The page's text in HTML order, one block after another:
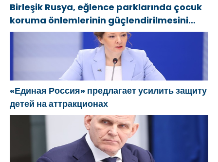
Birleşik Rusya, eğlence parklarında çocuk
koruma önlemlerinin güçlendirilmesini
öneriyor
«Единая Россия» предлагает усилить защиту
детей на аттракционах